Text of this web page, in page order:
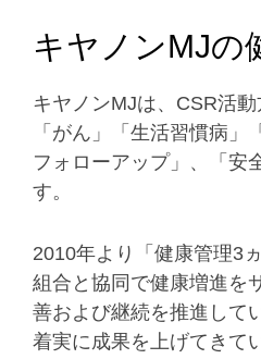
キヤノンMJの
キヤノンMJは、CSR活
「がん」「生活習慣病
フォローアップ」、「安
す。
2010年より「健康管理3
組合と協同で健康増進を
善および継続を推進して
着実に成果を上げてきて